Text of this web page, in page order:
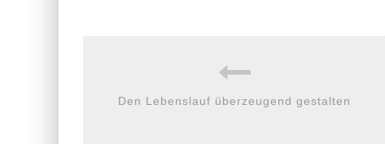
Den Lebenslauf überzeugend gestalten